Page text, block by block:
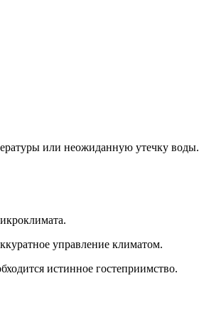
или неожиданную утечку воды.
управление климатом.
истинное гостеприимство.